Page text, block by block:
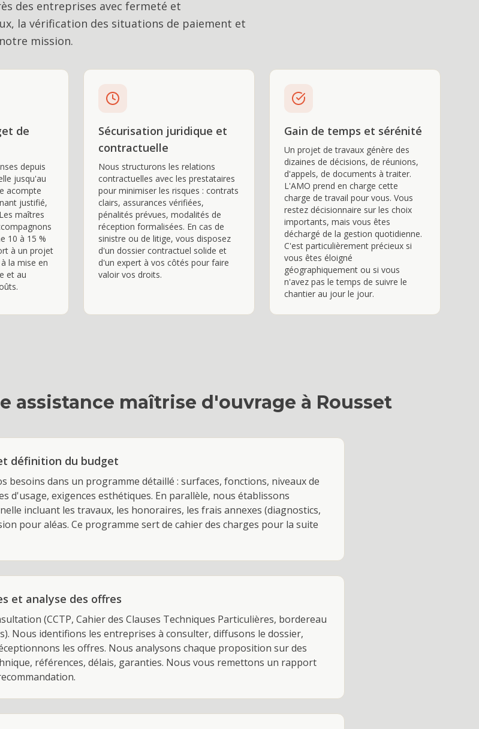
des entreprises avec fermeté et
la vérification des situations de paiement et
mission.
de
depuis
jusqu'au
acompte
justifié,
maîtres
10 à 15 %
à un projet
la mise en
et au
Sécurisation juridique et
contractuelle
Nous structurons les relations
contractuelles avec les prestataires
pour minimiser les risques : contrats
clairs, assurances vérifiées,
pénalités prévues, modalités de
réception formalisées. En cas de
sinistre ou de litige, vous disposez
d'un dossier contractuel solide et
d'un expert à vos côtés pour faire
valoir vos droits.
Gain de temps et sérénité
Un projet de travaux génère des
dizaines de décisions, de réunions,
d'appels, de documents à traiter.
L'AMO prend en charge cette
charge de travail pour vous. Vous
restez décisionnaire sur les choix
importants, mais vous êtes
déchargé de la gestion quotidienne.
C'est particulièrement précieux si
vous êtes éloigné
géographiquement ou si vous
n'avez pas le temps de suivre le
chantier au jour le jour.
assistance maîtrise d'ouvrage à Rousset
définition du budget
besoins dans un programme détaillé : surfaces, fonctions, niveaux de
d'usage, exigences esthétiques. En parallèle, nous établissons
incluant les travaux, les honoraires, les frais annexes (diagnostics,
pour aléas. Ce programme sert de cahier des charges pour la suite
et analyse des offres
(CCTP, Cahier des Clauses Techniques Particulières, bordereau
Nous identifions les entreprises à consulter, diffusons le dossier,
les offres. Nous analysons chaque proposition sur des
références, délais, garanties. Nous vous remettons un rapport